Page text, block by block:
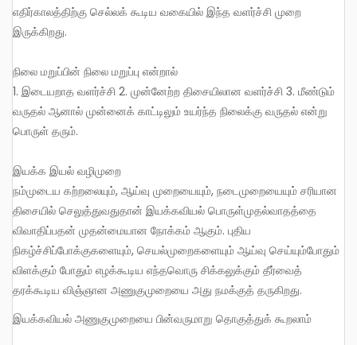
எதிர்காலத்திற்கு செல்லக் கூடிய வகையில் இந்த வளர்ச்சி முறை
இருக்கிறது.
நிலை மறுப்பின் நிலை மறுப்பு என்றால்
1. இடையறாத வளர்ச்சி 2. முன்னேற்ற திசையிலான வளர்ச்சி 3. மீண்டும்
வருதல் ஆனால் முன்னைக் காட்டிலும் உயர்ந்த நிலைக்கு வருதல் என்று
பொருள் தரும்.
இயக்க இயல் வழிமுறை
நம்முடைய கற்றலையும், ஆய்வு முறையையும், நடைமுறையையும் சரியான
திசையில் செலுத்துவதுதான் இயக்கவியல் பொருள்முதல்வாதத்தை
விவாதிப்பதன் முதன்மையான நோக்கம் ஆகும். புதிய
நிகழ்ச்சிப்போக்குகளையும், செயல்முறைகளையும் ஆய்வு செய்யும்போதும்
விளக்கும் போதும் எழக்கூடிய எந்தவொரு சிக்கலுக்கும் தீர்வைத்
தரக்கூடிய விஞ்ஞான அணுகுமுறையை அது நமக்குத் தருகிறது.
இயக்கவியல் அணுகுமுறையை பின்வருமாறு தொகுத்துக் கூறலாம்